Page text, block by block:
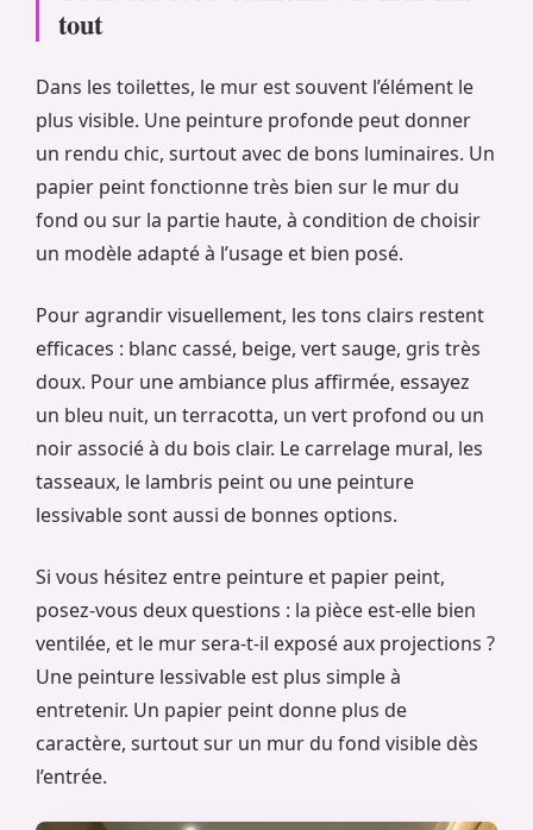
tout
Dans les toilettes, le mur est souvent l’élément le
plus visible. Une peinture profonde peut donner
un rendu chic, surtout avec de bons luminaires. Un
papier peint fonctionne très bien sur le mur du
fond ou sur la partie haute, à condition de choisir
un modèle adapté à l’usage et bien posé.
Pour agrandir visuellement, les tons clairs restent
efficaces : blanc cassé, beige, vert sauge, gris très
doux. Pour une ambiance plus affirmée, essayez
un bleu nuit, un terracotta, un vert profond ou un
noir associé à du bois clair. Le carrelage mural, les
tasseaux, le lambris peint ou une peinture
lessivable sont aussi de bonnes options.
Si vous hésitez entre peinture et papier peint,
posez-vous deux questions : la pièce est-elle bien
ventilée, et le mur sera-t-il exposé aux projections ?
Une peinture lessivable est plus simple à
entretenir. Un papier peint donne plus de
caractère, surtout sur un mur du fond visible dès
l’entrée.